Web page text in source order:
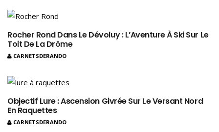
Rocher Rond Dans Le Dévoluy : L’Aventure À Ski Sur Le
Toit De La Drôme
CARNETSDERANDO
Objectif Lure : Ascension Givrée Sur Le Versant Nord
En Raquettes
CARNETSDERANDO